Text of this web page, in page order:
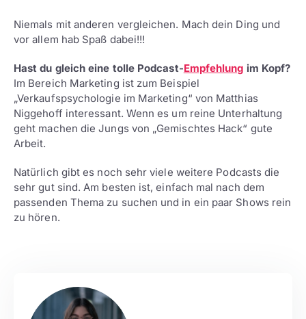
Niemals mit anderen vergleichen. Mach dein Ding und
vor allem hab Spaß dabei!!!
Hast du gleich eine tolle Podcast-Empfehlung im Kopf?
Im Bereich Marketing ist zum Beispiel
„Verkaufspsychologie im Marketing“ von Matthias
Niggehoff interessant. Wenn es um reine Unterhaltung
geht machen die Jungs von „Gemischtes Hack“ gute
Arbeit.
Natürlich gibt es noch sehr viele weitere Podcasts die
sehr gut sind. Am besten ist, einfach mal nach dem
passenden Thema zu suchen und in ein paar Shows rein
zu hören.